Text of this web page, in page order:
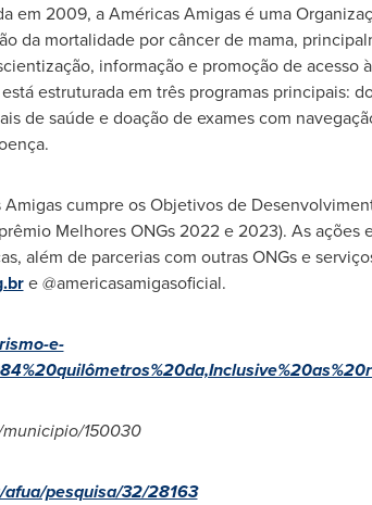
em 2009, a Américas Amigas é uma
da mortalidade por câncer de mama,
informação e promoção de acesso
estruturada em três programas principais:
de saúde e doação de exames com
cumpre os Objetivos de
Melhores ONGs 2022 e 2023). As
além de parcerias com outras ONGs e
e @americasamigasoficial.
e-
150030
pesquisa/32/28163